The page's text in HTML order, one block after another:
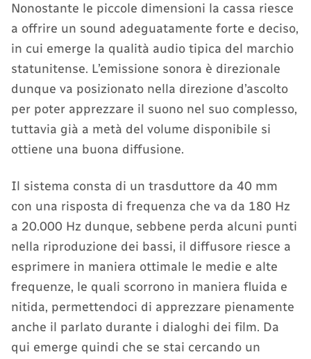
Nonostante le piccole dimensioni la cassa riesce
a offrire un sound adeguatamente forte e deciso,
in cui emerge la qualità audio tipica del marchio
statunitense. L’emissione sonora è direzionale
dunque va posizionato nella direzione d’ascolto
per poter apprezzare il suono nel suo complesso,
tuttavia già a metà del volume disponibile si
ottiene una buona diffusione.
Il sistema consta di un trasduttore da 40 mm
con una risposta di frequenza che va da 180 Hz
a 20.000 Hz dunque, sebbene perda alcuni punti
nella riproduzione dei bassi, il diffusore riesce a
esprimere in maniera ottimale le medie e alte
frequenze, le quali scorrono in maniera fluida e
nitida, permettendoci di apprezzare pienamente
anche il parlato durante i dialoghi dei film. Da
qui emerge quindi che se stai cercando un